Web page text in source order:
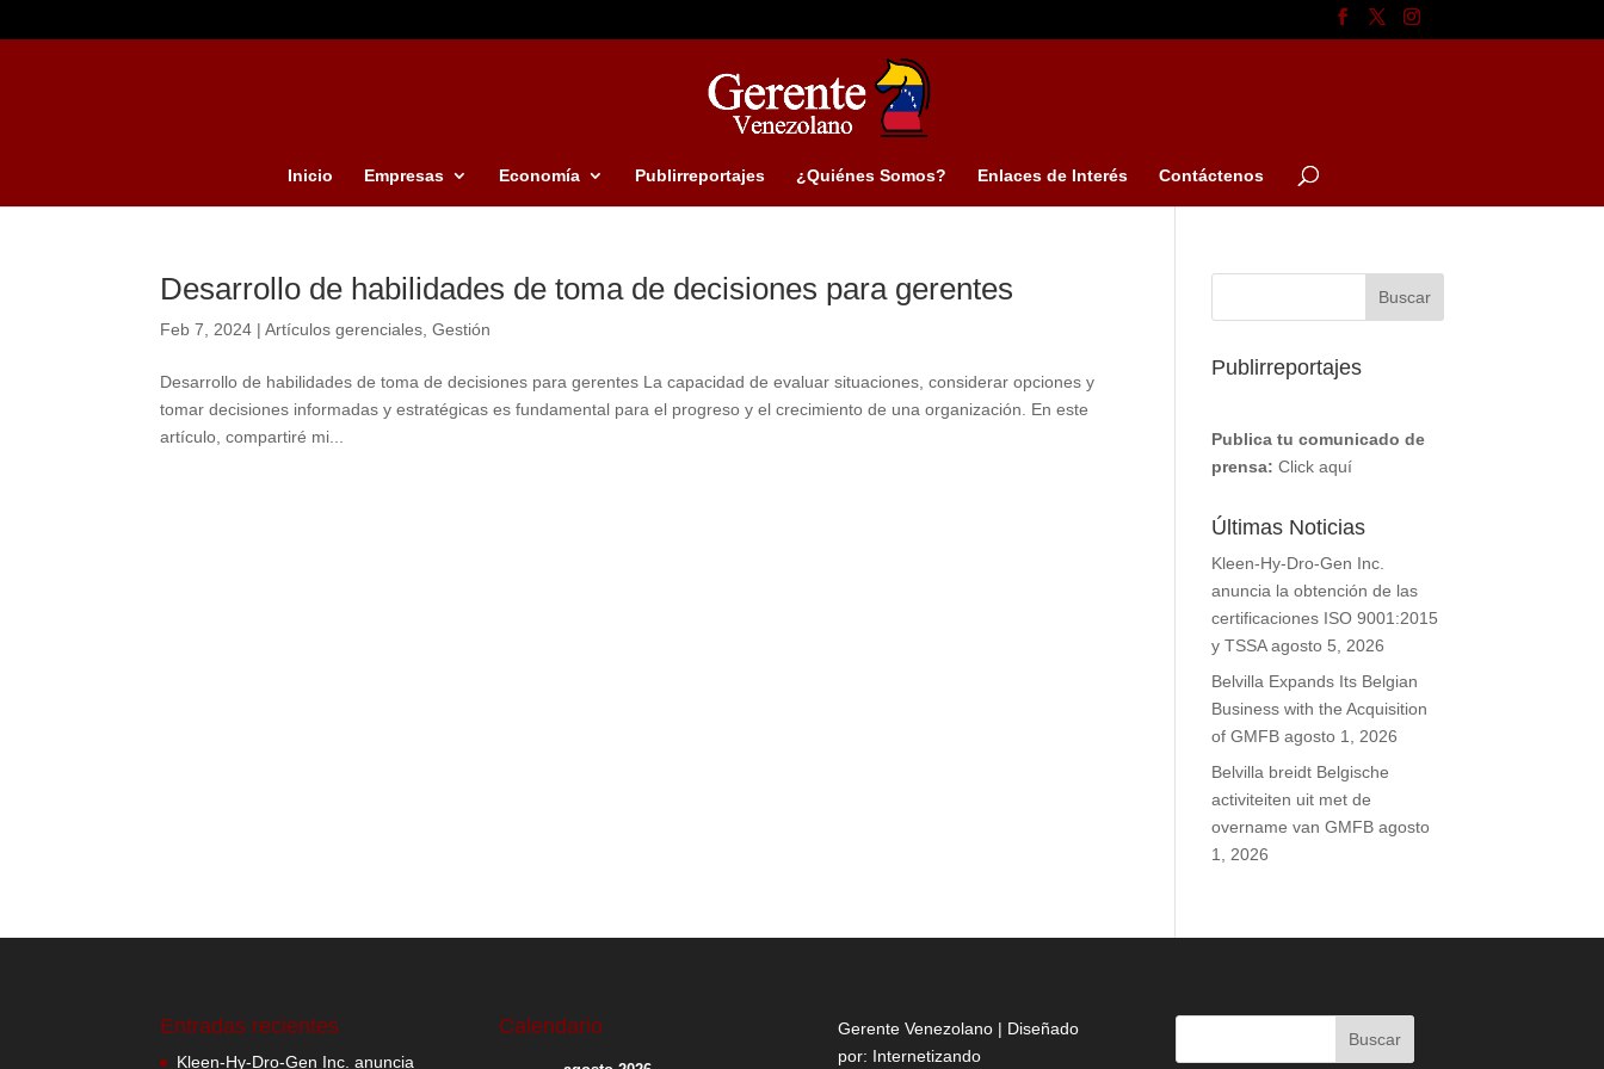
Inicio Empresas Economía Publirreportajes ¿Quiénes Somos? Enlaces de Interés Contáctenos
Desarrollo de habilidades de toma de decisiones para gerentes
Feb 7, 2024 |Artículos gerenciales ,Gestión
Desarrollo de habilidades de toma de decisiones para gerentes La capacidad de evaluar situaciones, considerar opciones y
tomar decisiones informadas y estratégicas es fundamental para el progreso y el crecimiento de una organización. En este
artículo, compartiré mi...
Publirreportajes
Publica tu comunicado de
prensa: Click aquí
Últimas Noticias
Kleen-Hy-Dro-Gen Inc.
anuncia la obtención de las
certificaciones ISO 9001:2015
y TSSA agosto 5, 2026
Belvilla Expands Its Belgian
Business with the Acquisition
of GMFB agosto 1, 2026
Belvilla breidt Belgische
activiteiten uit met de
overname van GMFB agosto
1, 2026
Entradas recientes
Kleen-Hy-Dro-Gen Inc. anuncia
Calendario
Gerente Venezolano | Diseñado
por: Internetizando